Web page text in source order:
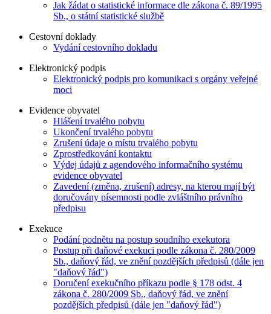
Jak žádat o statistické informace dle zákona č. 89/1995
Sb., o státní statistické službě
Cestovní doklady
Vydání cestovního dokladu
Elektronický podpis
Elektronický podpis pro komunikaci s orgány veřejné
moci
Evidence obyvatel
Hlášení trvalého pobytu
Ukončení trvalého pobytu
Zrušení údaje o místu trvalého pobytu
Zprostředkování kontaktu
Výdej údajů z agendového informačního systému
evidence obyvatel
Zavedení (změna, zrušení) adresy, na kterou mají být
doručovány písemnosti podle zvláštního právního
předpisu
Exekuce
Podání podnětu na postup soudního exekutora
Postup při daňové exekuci podle zákona č. 280/2009
Sb., daňový řád, ve znění pozdějších předpisů (dále jen
"daňový řád")
Doručení exekučního příkazu podle § 178 odst. 4
zákona č. 280/2009 Sb., daňový řád, ve znění
pozdějších předpisů (dále jen "daňový řád")